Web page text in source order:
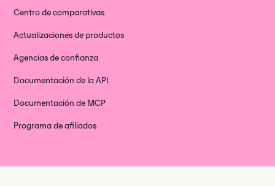
Centro de comparativas
Actualizaciones de productos
Agencias de confianza
Documentación de la API
Documentación de MCP
Programa de afiliados